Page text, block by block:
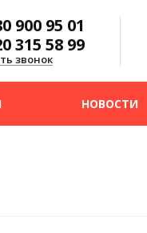
900 95 01
315 58 99
звонок
НОВОСТИ